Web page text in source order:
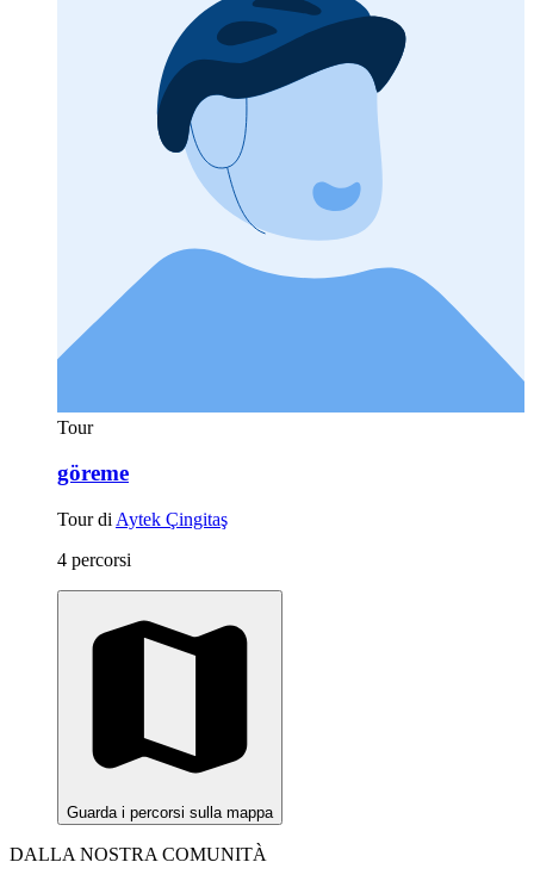
Tour
göreme
Tour di Aytek Çingitaş
4 percorsi
Guarda i percorsi sulla mappa
DALLA NOSTRA COMUNITÀ